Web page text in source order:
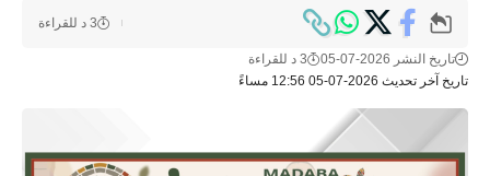
تاريخ آخر تحديث 2026-07-05 12:56 مساءً
تاريخ النشر 2026-07-05 3 د للقراءة
3 د للقراءة